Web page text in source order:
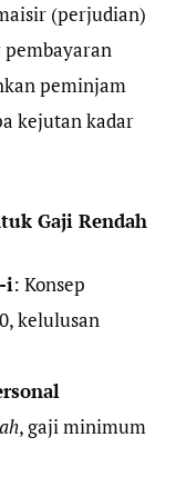
(perjudian)
peminjam
kejutan kadar
Gaji Rendah
i: Konsep
kelulusan
, gaji minimum